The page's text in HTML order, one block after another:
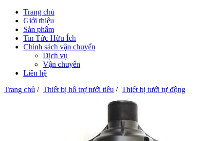
Trang chủ
Giới thiệu
Sản phẩm
Tin Tức Hữu Ích
Chính sách vận chuyển
Dịch vụ
Vận chuyển
Liên hệ
Trang chủ / Thiết bị hỗ trợ tưới tiêu / Thiết bị tưới tự động